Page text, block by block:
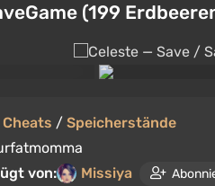
(199
Cheats / Speicherstände
von:
Missiya